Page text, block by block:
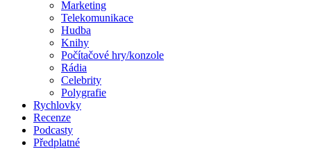
Marketing
Telekomunikace
Hudba
Knihy
Počítačové hry/konzole
Rádia
Celebrity
Polygrafie
Rychlovky
Recenze
Podcasty
Předplatné